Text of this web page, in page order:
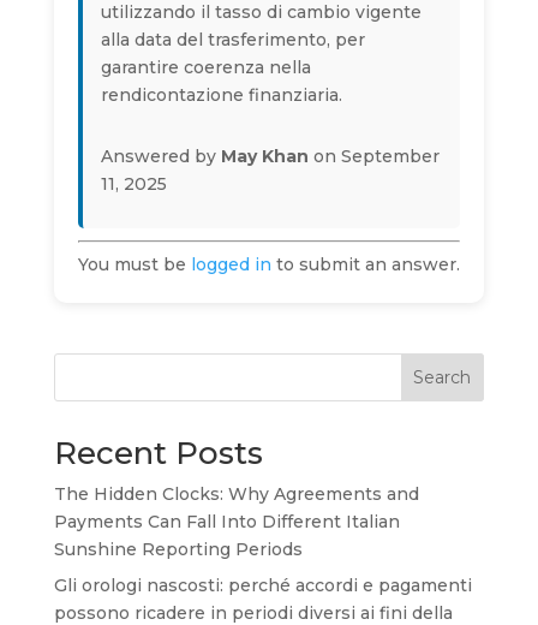
utilizzando il tasso di cambio vigente
alla data del trasferimento, per
garantire coerenza nella
rendicontazione finanziaria.
Answered by May Khan on September
11, 2025
You must be logged in to submit an answer.
Search
Recent Posts
The Hidden Clocks: Why Agreements and
Payments Can Fall Into Different Italian
Sunshine Reporting Periods
Gli orologi nascosti: perché accordi e pagamenti
possono ricadere in periodi diversi ai fini della